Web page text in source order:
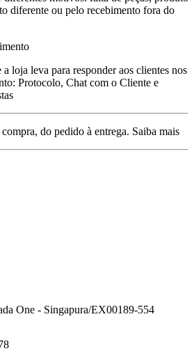
diferente ou pelo recebimento fora do
loja leva para responder aos clientes nos
Protocolo, Chat com o Cliente e
compra, do pedido à entrega. Saiba mais
One - Singapura/EX00189-554